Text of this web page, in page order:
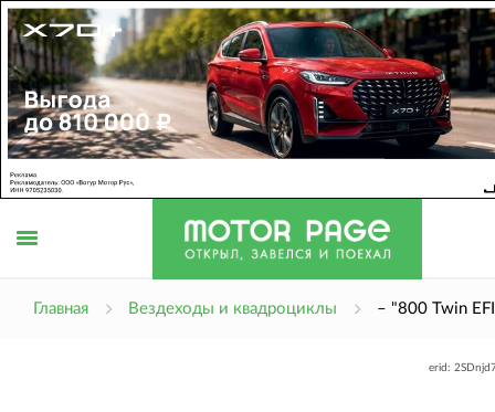
Главная Вездеходы и квадроциклы – "800 Twin
erid: